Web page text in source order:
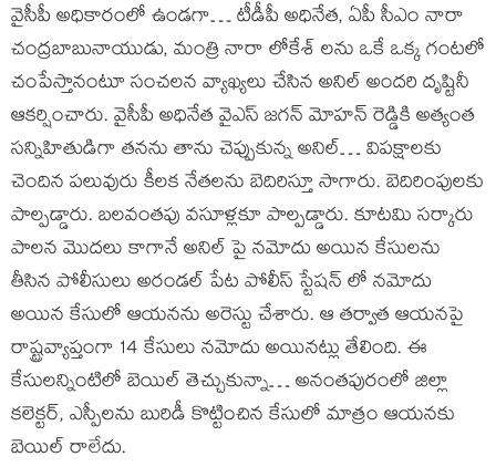
వైసీపీ అధికారంలో ఉండగా… టీడీపీ అధినేత, ఏపీ సీఎం నారా
చంద్రబాబునాయుడు, మంత్రి నారా లోకేశ్ లను ఒకే ఒక్క గంటలో
చంపేస్తానంటూ సంచలన వ్యాఖ్యలు చేసిన అనిల్ అందరి దృష్టినీ
ఆకర్షించారు. వైసీపీ అధినేత వైఎస్ జగన్ మోహన్ రెడ్డికి అత్యంత
సన్నిహితుడిగా తనను తాను చెప్పుకున్న అనిల్… విపక్షాలకు
చెందిన పలువురు కీలక నేతలను బెదిరిస్తూ సాగారు. బెదిరింపులకు
పాల్పడ్డారు. బలవంతపు వసూళ్లకూ పాల్పడ్డారు. కూటమి సర్కారు
పాలన మొదలు కాగానే అనిల్ పై నమోదు అయిన కేసులను
తీసిన పోలీసులు అరండల్ పేట పోలీస్ స్టేషన్ లో నమోదు
అయిన కేసులో ఆయనను అరెస్టు చేశారు. ఆ తర్వాత ఆయనపై
రాష్ట్రవ్యాప్తంగా 14 కేసులు నమోదు అయినట్లు తేలింది. ఈ
కేసులన్నింటిలో బెయిల్ తెచ్చుకున్నా… అనంతపురంలో జిల్లా
కలెక్టర్, ఎస్పీలను బురిడీ కొట్టించిన కేసులో మాత్రం ఆయనకు
బెయిల్ రాలేదు.